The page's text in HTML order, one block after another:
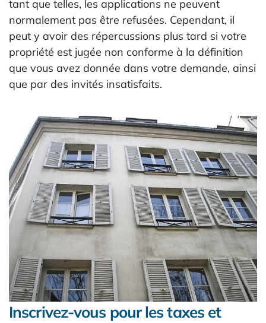
tant que telles, les applications ne peuvent
normalement pas être refusées. Cependant, il
peut y avoir des répercussions plus tard si votre
propriété est jugée non conforme à la définition
que vous avez donnée dans votre demande, ainsi
que par des invités insatisfaits.
Inscrivez-vous pour les taxes et